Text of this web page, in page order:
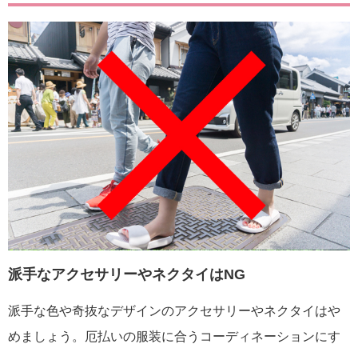
派手なアクセサリーやネクタイはNG
派手な色や奇抜なデザインのアクセサリーやネクタイはや
めましょう。厄払いの服装に合うコーディネーションにす